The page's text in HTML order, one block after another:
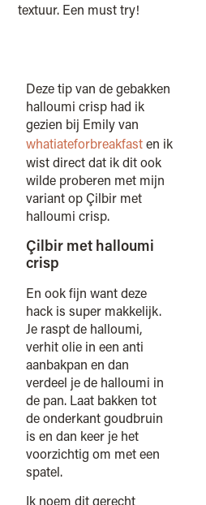
textuur. Een must try!
Deze tip van de gebakken
halloumi crisp had ik
gezien bij Emily van
whatiateforbreakfasten ik
wist direct dat ik dit ook
wilde proberen met mijn
variant op Çilbir met
halloumi crisp.
Çilbir met halloumi
crisp
En ook fijn want deze
hack is super makkelijk.
Je raspt de halloumi,
verhit olie in een anti
aanbakpan en dan
verdeel je de halloumi in
de pan. Laat bakken tot
de onderkant goudbruin
is en dan keer je het
voorzichtig om met een
spatel.
Ik noem dit gerecht